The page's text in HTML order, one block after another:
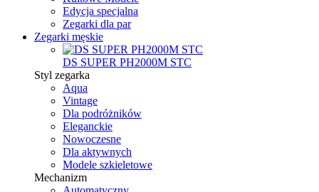
Edycja specjalna
Zegarki dla par
Zegarki męskie
DS SUPER PH2000M STC
Styl zegarka
Aqua
Vintage
Dla podróżników
Eleganckie
Nowoczesne
Dla aktywnych
Modele szkieletowe
Mechanizm